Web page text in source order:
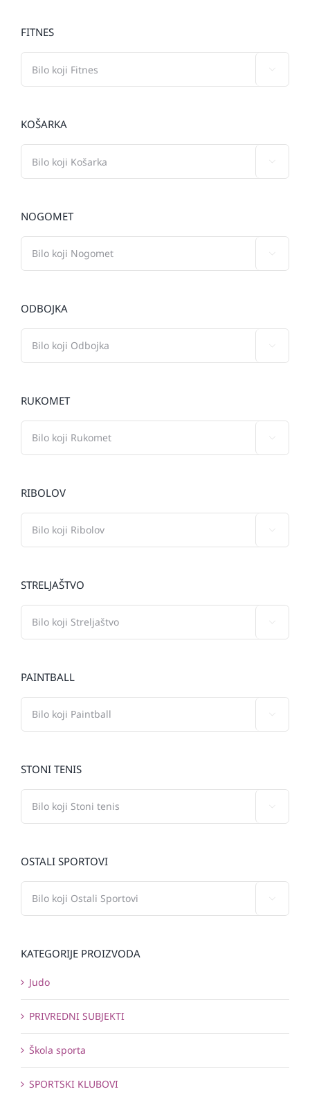
FITNES
KOŠARKA
NOGOMET
ODBOJKA
RUKOMET
RIBOLOV
STRELJAŠTVO
PAINTBALL
STONI TENIS
OSTALI SPORTOVI
KATEGORIJE PROIZVODA
Judo
PRIVREDNI SUBJEKTI
Škola sporta
SPORTSKI KLUBOVI